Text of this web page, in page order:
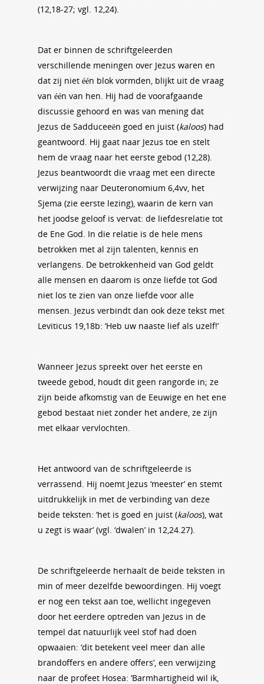
(12,18-27; vgl. 12,24).
Dat er binnen de schriftgeleerden
verschillende meningen over Jezus waren en
dat zij niet één blok vormden, blijkt uit de vraag
van één van hen. Hij had de voorafgaande
discussie gehoord en was van mening dat
Jezus de Sadduceeën goed en juist (kaloos) had
geantwoord. Hij gaat naar Jezus toe en stelt
hem de vraag naar het eerste gebod (12,28).
Jezus beantwoordt die vraag met een directe
verwijzing naar Deuteronomium 6,4vv, het
Sjema (zie eerste lezing), waarin de kern van
het joodse geloof is vervat: de liefdesrelatie tot
de Ene God. In die relatie is de hele mens
betrokken met al zijn talenten, kennis en
verlangens. De betrokkenheid van God geldt
alle mensen en daarom is onze liefde tot God
niet los te zien van onze liefde voor alle
mensen. Jezus verbindt dan ook deze tekst met
Leviticus 19,18b: ‘Heb uw naaste lief als uzelf!’
Wanneer Jezus spreekt over het eerste en
tweede gebod, houdt dit geen rangorde in; ze
zijn beide afkomstig van de Eeuwige en het ene
gebod bestaat niet zonder het andere, ze zijn
met elkaar vervlochten.
Het antwoord van de schriftgeleerde is
verrassend. Hij noemt Jezus ‘meester’ en stemt
uitdrukkelijk in met de verbinding van deze
beide teksten: ‘het is goed en juist (kaloos), wat
u zegt is waar’ (vgl. ‘dwalen’ in 12,24.27).
De schriftgeleerde herhaalt de beide teksten in
min of meer dezelfde bewoordingen. Hij voegt
er nog een tekst aan toe, wellicht ingegeven
door het eerdere optreden van Jezus in de
tempel dat natuurlijk veel stof had doen
opwaaien: ‘dit betekent veel meer dan alle
brandoffers en andere offers’, een verwijzing
naar de profeet Hosea: ‘Barmhartigheid wil ik,